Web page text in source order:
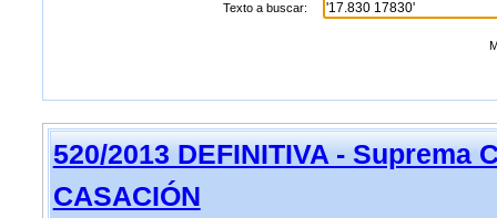
Texto a buscar:
520/2013 DEFINITIVA - Suprema
CASACIÓN